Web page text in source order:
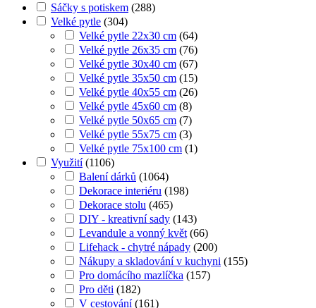
Sáčky s potiskem (288)
Velké pytle (304)
Velké pytle 22x30 cm (64)
Velké pytle 26x35 cm (76)
Velké pytle 30x40 cm (67)
Velké pytle 35x50 cm (15)
Velké pytle 40x55 cm (26)
Velké pytle 45x60 cm (8)
Velké pytle 50x65 cm (7)
Velké pytle 55x75 cm (3)
Velké pytle 75x100 cm (1)
Využití (1106)
Balení dárků (1064)
Dekorace interiéru (198)
Dekorace stolu (465)
DIY - kreativní sady (143)
Levandule a vonný květ (66)
Lifehack - chytré nápady (200)
Nákupy a skladování v kuchyni (155)
Pro domácího mazlíčka (157)
Pro děti (182)
V cestování (161)